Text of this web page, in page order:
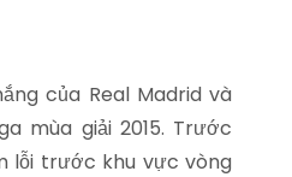
của Real Madrid và
mùa giải 2015. Trước
lỗi trước khu vực vòng